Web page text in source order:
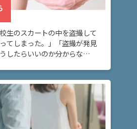
生のスカートの中を盗撮して
てしまった。」「盗撮が発見
したらいいのか分からな
[…]